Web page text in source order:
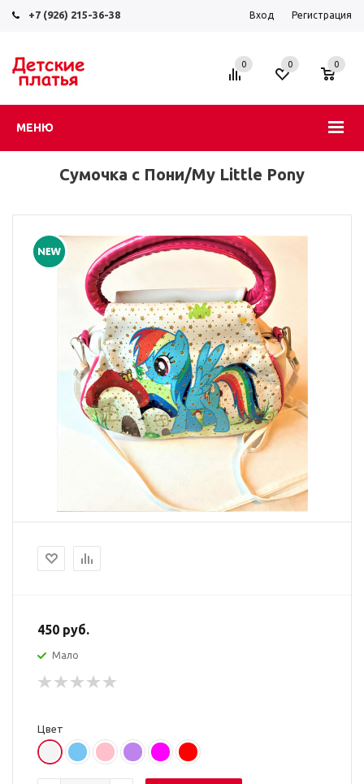
+7 (926) 215-36-38 Вход Регистрация
МЕНЮ
0 0 0
Сумочка с Пони/My Little Pony
450 руб.
Мало
Цвет